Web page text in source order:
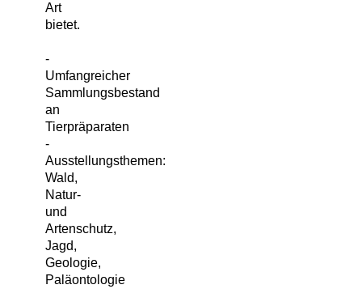
Art
bietet.
-
Umfangreicher
Sammlungsbestand
an
Tierpräparaten
-
Ausstellungsthemen:
Wald,
Natur-
und
Artenschutz,
Jagd,
Geologie,
Paläontologie